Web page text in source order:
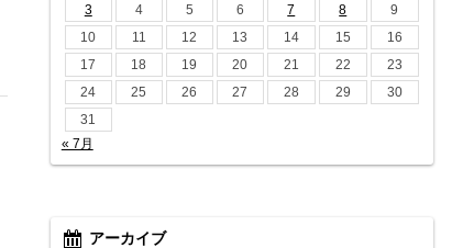
3
4 5 6 7 8
9
10
11 12 13 14 15
16
17
18 19 20 21 22
23
24
25 26 27 28 29
30
31
« 7月
アーカイブ